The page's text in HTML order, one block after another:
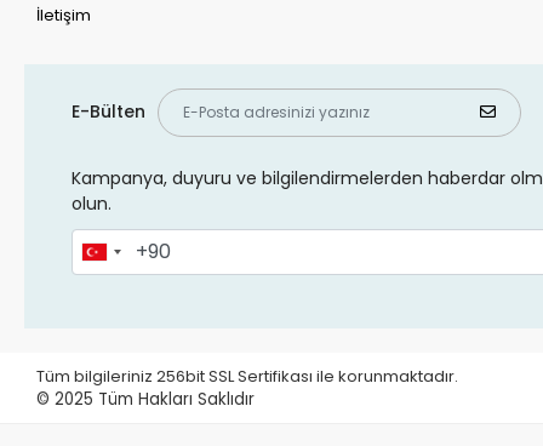
İletişim
E-Bülten
Kampanya, duyuru ve bilgilendirmelerden haberdar
olun.
Tüm bilgileriniz 256bit SSL Sertifikası ile korunmaktadır.
© 2025 Tüm Hakları Saklıdır